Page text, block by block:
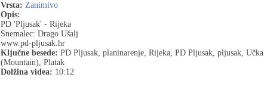
Vrsta: Zanimivo
Opis:
PD 'Pljusak' - Rijeka
Snemalec: Drago Ušalj
www.pd-pljusak.hr
Ključne besede: PD Pljusak, planinarenje, Rijeka, PD Pljusak, pljusak, Učka
(Mountain), Platak
Dolžina videa: 10:12